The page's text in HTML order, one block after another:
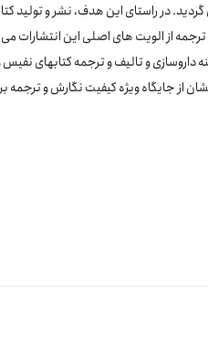
در راستای این هدف، نشر و تولید
از الویت های اصلی این انتشارات
داروسازی و تالیف و ترجمه کتابهای نفیس
از جایگاه ویژه کیفیت نگارش و ترجمه